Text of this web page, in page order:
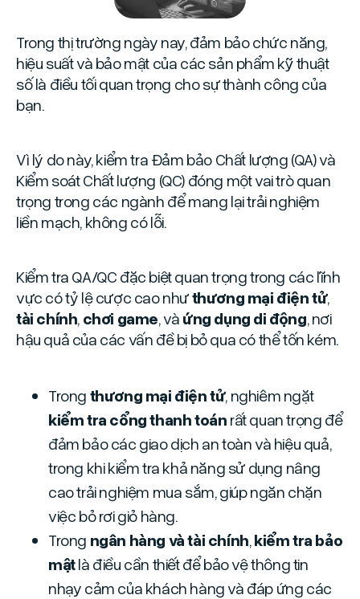
Trong thị trường ngày nay, đảm bảo chức năng,
hiệu suất và bảo mật của các sản phẩm kỹ thuật
số là điều tối quan trọng cho sự thành công của
bạn.
Vì lý do này, kiểm tra Đảm bảo Chất lượng (QA) và
Kiểm soát Chất lượng (QC) đóng một vai trò quan
trọng trong các ngành để mang lại trải nghiệm
liền mạch, không có lỗi.
Kiểm tra QA/QC đặc biệt quan trọng trong các lĩnh
vực có tỷ lệ cược cao nhưthương mại điện tử,
tài chính, chơi game, và ứng dụng di động, nơi
hậu quả của các vấn đề bị bỏ qua có thể tốn kém.
Trong thương mại điện tử, nghiêm ngặt
kiểm tra cổng thanh toán rất quan trọng để
đảm bảo các giao dịch an toàn và hiệu quả,
trong khi kiểm tra khả năng sử dụng nâng
cao trải nghiệm mua sắm, giúp ngăn chặn
việc bỏ rơi giỏ hàng.
Trong ngân hàng và tài chính,kiểm tra bảo
mậtlà điều cần thiết để bảo vệ thông tin
nhạy cảm của khách hàng và đáp ứng các